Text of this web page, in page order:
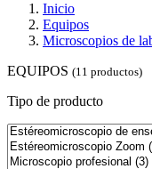
Inicio
Equipos
Microscopios de
EQUIPOS (11 productos)
Tipo de producto